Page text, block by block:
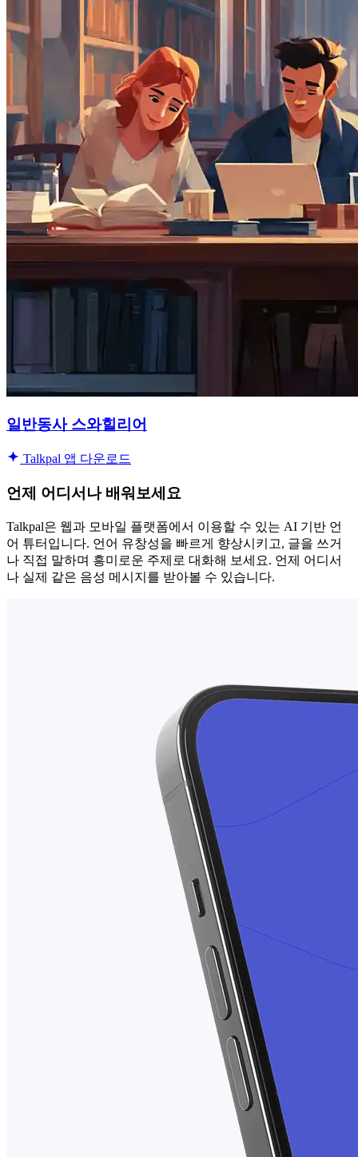
일반동사 스와힐리어
Talkpal 앱 다운로드
언제 어디서나 배워보세요
Talkpal은 웹과 모바일 플랫폼에서 이용할 수 있는 AI 기반 언
어 튜터입니다. 언어 유창성을 빠르게 향상시키고, 글을 쓰거
나 직접 말하며 흥미로운 주제로 대화해 보세요. 언제 어디서
나 실제 같은 음성 메시지를 받아볼 수 있습니다.